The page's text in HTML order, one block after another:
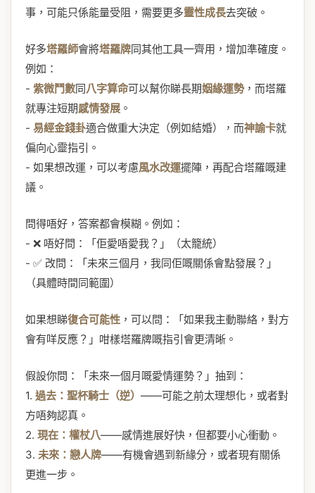
事，可能只係能量受阻，需要更多靈性成長去突破。
好多塔羅師會將塔羅牌同其他工具一齊用，增加準確度。
例如：
- 紫微鬥數同八字算命可以幫你睇長期姻緣運勢，而塔羅
就專注短期感情發展 。
- 易經金錢卦適合做重大決定（例如結婚），而神諭卡就
偏向心靈指引。
- 如果想改運，可以考慮風水改運擺陣，再配合塔羅嘅建
議。
問得唔好，答案都會模糊。例如：
- ❌ 唔好問：「佢愛唔愛我？」（太籠統）
- ✅ 改問：「未來三個月，我同佢嘅關係會點發展？」
（具體時間同範圍）
如果想睇復合可能性 ，可以問：「如果我主動聯絡，對方
會有咩反應？」咁樣塔羅牌嘅指引會更清晰。
假設你問：「未來一個月嘅愛情運勢？」抽到：
1. 過去：聖杯騎士（逆） ——可能之前太理想化，或者對
方唔夠認真。
2. 現在：權杖八——感情進展好快，但都要小心衝動。
3. 未來：戀人牌——有機會遇到新緣分，或者現有關係
更進一步。